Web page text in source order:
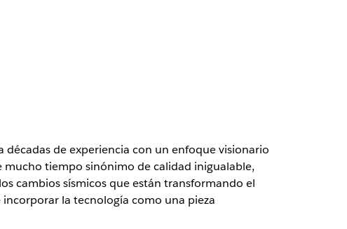
décadas de experiencia con un enfoque visionario
tiempo sinónimo de calidad inigualable,
cambios sísmicos que están transformando el
la tecnología como una pieza